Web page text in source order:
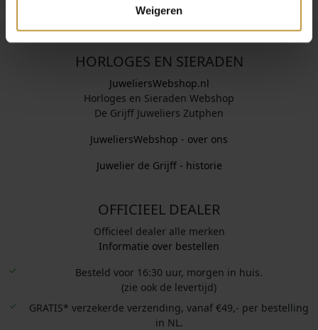
Weigeren
HORLOGES EN SIERADEN
JuweliersWebshop.nl
Horloges en Sieraden Webshop
De Grijff Juweliers Zutphen
JuweliersWebshop - over ons
Juwelier de Grijff - historie
OFFICIEEL DEALER
Officieel dealer alle merken
Informatie over bestellen
Besteld voor 16:30 uur, morgen in huis.
(zie ook de levertijd)
GRATIS* verzekerde verzending, vanaf €49,- per bestelling
in NL.